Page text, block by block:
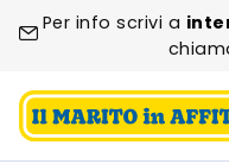
Per info scrivi a